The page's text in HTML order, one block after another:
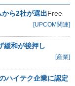
ら2社が選出Free
[UPCOM関連]
緩和が後押し
[産業]
ハイテク企業に認定